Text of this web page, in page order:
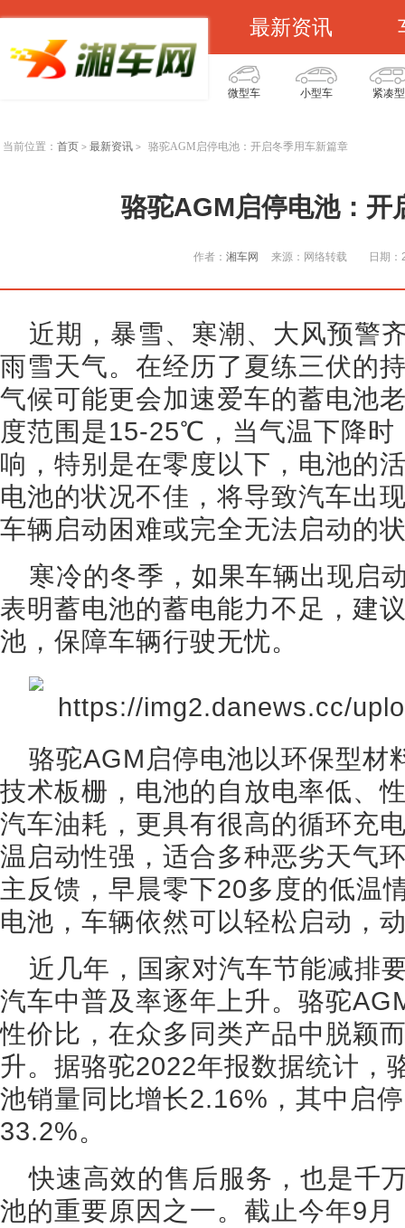
最新资讯
微型车 小型车 紧凑型
当前位置： 首页 > 最新资讯 > 骆驼AGM启停电池：开启冬季用车新篇章
骆驼AGM启停电池：开
作者： 湘车网 来源：网络转载 日期
近期，暴雪、寒潮、大风预警
雨雪天气。在经历了夏练三伏的
气候可能更会加速爱车的蓄电池
度范围是15-25℃，当气温下降时
响，特别是在零度以下，电池的
电池的状况不佳，将导致汽车出
车辆启动困难或完全无法启动的
寒冷的冬季，如果车辆出现启
表明蓄电池的蓄电能力不足，建
池，保障车辆行驶无忧。
骆驼AGM启停电池以环保型材
技术板栅，电池的自放电率低、
汽车油耗，更具有很高的循环充
温启动性强，适合多种恶劣天气
主反馈，早晨零下20多度的低温
电池，车辆依然可以轻松启动，
近几年，国家对汽车节能减排
汽车中普及率逐年上升。骆驼
性价比，在众多同类产品中脱颖
升。据骆驼2022年报数据统计，
池销量同比增长2.16%，其中启
33.2%。
快速高效的售后服务，也是千
池的重要原因之一。截止今年9